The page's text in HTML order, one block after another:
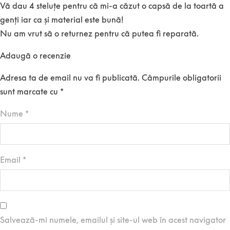
Vă dau 4 steluțe pentru că mi-a căzut o capsă de la toartă a
genți iar ca și material este bună!
Nu am vrut să o returnez pentru că putea fi reparată.
Adaugă o recenzie
Adresa ta de email nu va fi publicată. Câmpurile obligatorii
sunt marcate cu *
Nume *
Email *
Salvează-mi numele, emailul și site-ul web în acest navigator